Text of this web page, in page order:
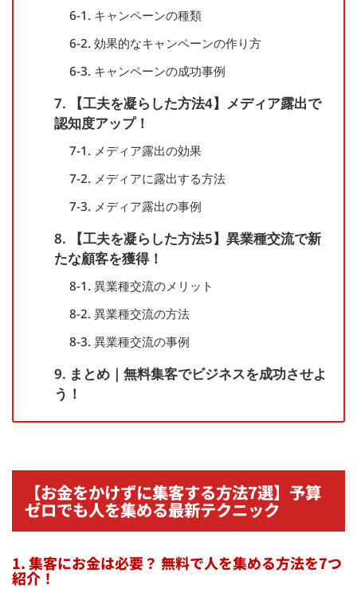
6-1. キャンペーンの種類
6-2. 効果的なキャンペーンの作り方
6-3. キャンペーンの成功事例
7. 【工夫を凝らした方法4】メディア露出で
認知度アップ！
7-1. メディア露出の効果
7-2. メディアに露出する方法
7-3. メディア露出の事例
8. 【工夫を凝らした方法5】異業種交流で新
たな顧客を獲得！
8-1. 異業種交流のメリット
8-2. 異業種交流の方法
8-3. 異業種交流の事例
9. まとめ｜無料集客でビジネスを成功させよ
う！
【お金をかけずに集客する方法7選】予算
ゼロでも人を集める最新テクニック
1. 集客にお金は必要？ 無料で人を集める方法を7つ
紹介！